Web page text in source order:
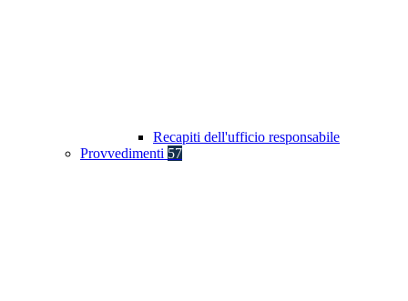
Recapiti dell'ufficio responsabile
Provvedimenti 57